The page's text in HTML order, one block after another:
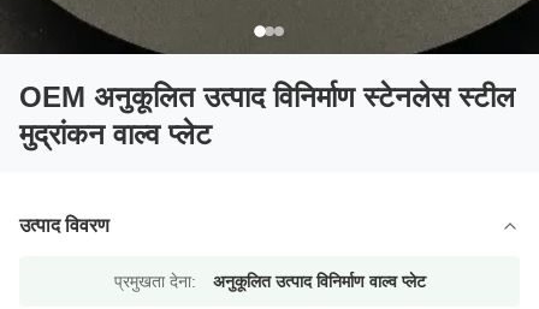
OEM अनुकूलित उत्पाद विनिर्माण स्टेनलेस स्टील
मुद्रांकन वाल्व प्लेट
उत्पाद विवरण
प्रमुखता देना: अनुकूलित उत्पाद विनिर्माण वाल्व प्लेट